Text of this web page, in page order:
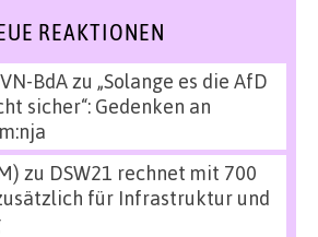
REAKTIONEN
BdAzu „Solange es die AfD
sicher“: Gedenken an
zu DSW21 rechnet mit 700
für Infrastruktur und